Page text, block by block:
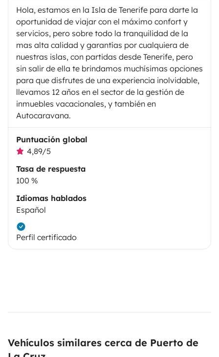
Hola, estamos en la Isla de Tenerife para darte la
oportunidad de viajar con el máximo confort y
servicios, pero sobre todo la tranquilidad de la
mas alta calidad y garantías por cualquiera de
nuestras islas, con partidas desde Tenerife, pero
sin salir de ella te brindamos muchísimas opciones
para que disfrutes de una experiencia inolvidable,
llevamos 12 años en el sector de la gestión de
inmuebles vacacionales, y también en
Autocaravana.
Puntuación global
4,89/5
Tasa de respuesta
100 %
Idiomas hablados
Español
Perfil certificado
Vehículos similares cerca de Puerto de